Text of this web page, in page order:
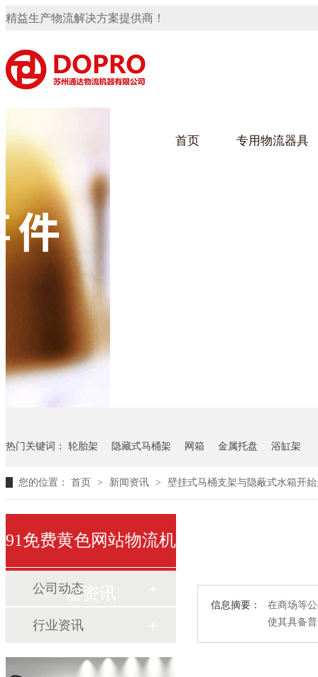
精益生产物流解决方案提供商！
首页 专用物流器具
91免费观看视频架
变速箱托盘
发动机料架
仪表盘料架
手推车
气瓶料架
隐藏式马桶水箱支架
汽车行业
卫浴行业
热门关键词： 轮胎架 隐藏式马桶架 网箱 金属托盘 浴缸架
您的位置： 首页 > 新闻资讯 > 壁挂式马桶支架与隐蔽式水箱开
信息摘要：
在商场等公
使其具备普
91免费黄色网站物流机
器资讯
公司动态
行业资讯